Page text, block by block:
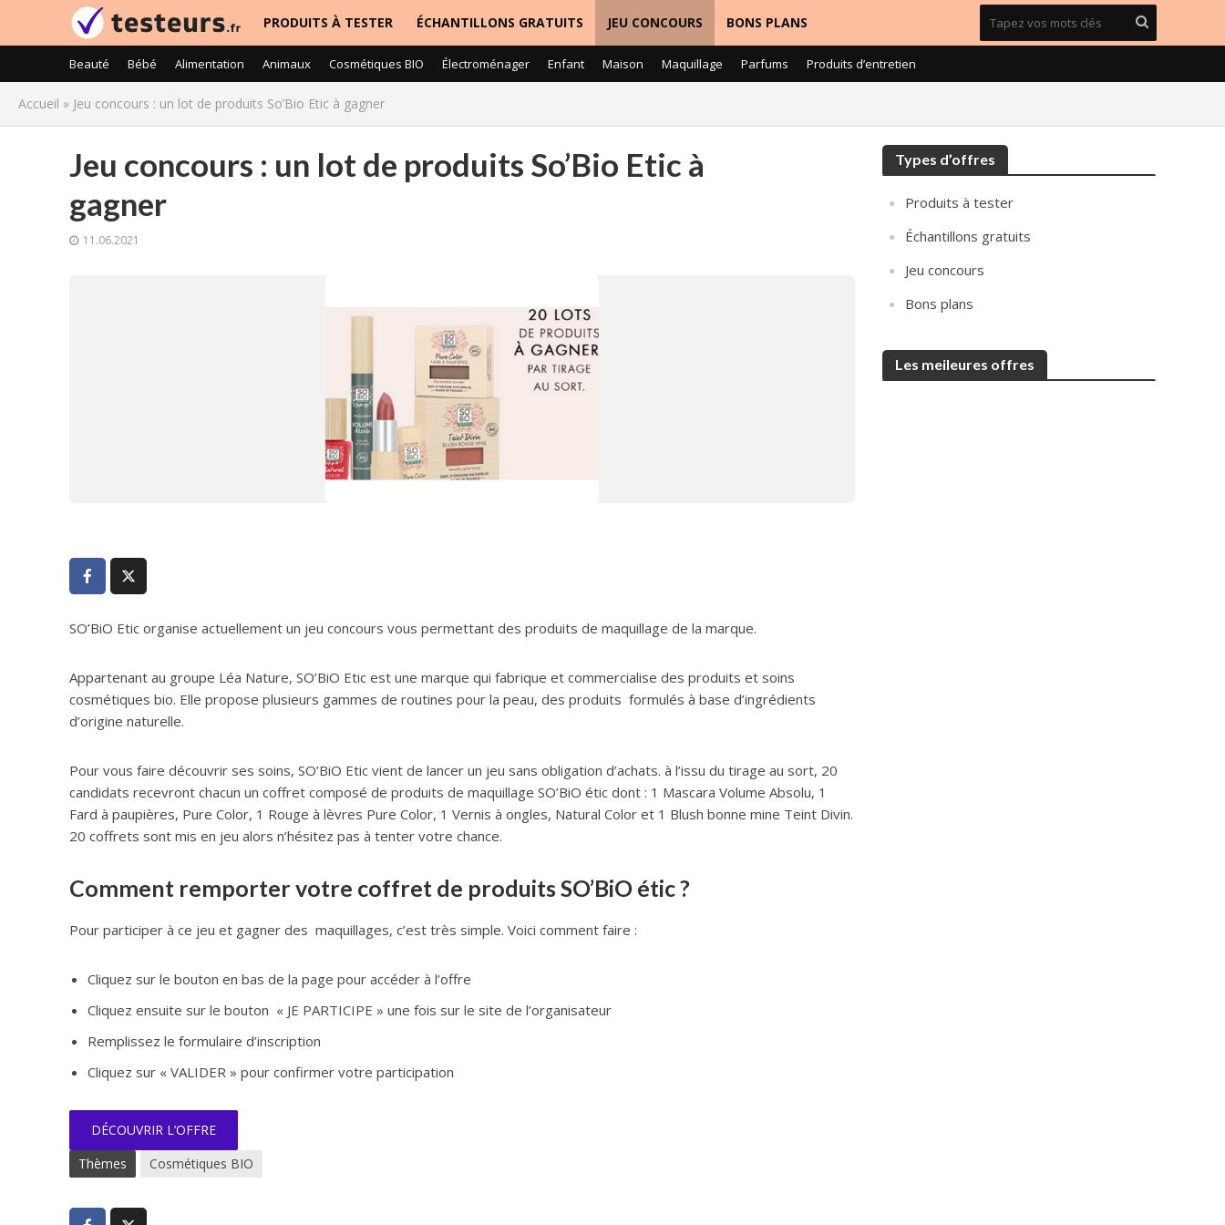
PRODUITS À TESTER ÉCHANTILLONS GRATUITS JEU CONCOURS BONS PLANS
Beauté Bébé Alimentation Animaux Cosmétiques BIO Électroménager Enfant Maison Maquillage Parfums Produits d’entretien
Accueil » Jeu concours : un lot de produits So’Bio Etic à gagner
Jeu concours : un lot de produits So’Bio Etic à
gagner
11.06.2021
SO’BiO Etic organise actuellement un jeu concours vous permettant des produits de maquillage de la marque.
Appartenant au groupe Léa Nature, SO’BiO Etic est une marque qui fabrique et commercialise des produits et soins
cosmétiques bio. Elle propose plusieurs gammes de routines pour la peau, des produits formulés à base d’ingrédients
d’origine naturelle.
Pour vous faire découvrir ses soins, SO’BiO Etic vient de lancer un jeu sans obligation d’achats. à l’issu du tirage au sort, 20
candidats recevront chacun un coffret composé de produits de maquillage SO’BiO étic dont : 1 Mascara Volume Absolu, 1
Fard à paupières, Pure Color, 1 Rouge à lèvres Pure Color, 1 Vernis à ongles, Natural Color et 1 Blush bonne mine Teint Divin.
20 coffrets sont mis en jeu alors n’hésitez pas à tenter votre chance.
Comment remporter votre coffret de produits SO’BiO étic ?
Pour participer à ce jeu et gagner des maquillages, c’est très simple. Voici comment faire :
Cliquez sur le bouton en bas de la page pour accéder à l’offre
Cliquez ensuite sur le bouton « JE PARTICIPE » une fois sur le site de l’organisateur
Remplissez le formulaire d’inscription
Cliquez sur « VALIDER » pour confirmer votre participation
DÉCOUVRIR L’OFFRE
Thèmes
Cosmétiques BIO
Types d’offres
Produits à tester
Échantillons gratuits
Jeu concours
Bons plans
Les meileures offres